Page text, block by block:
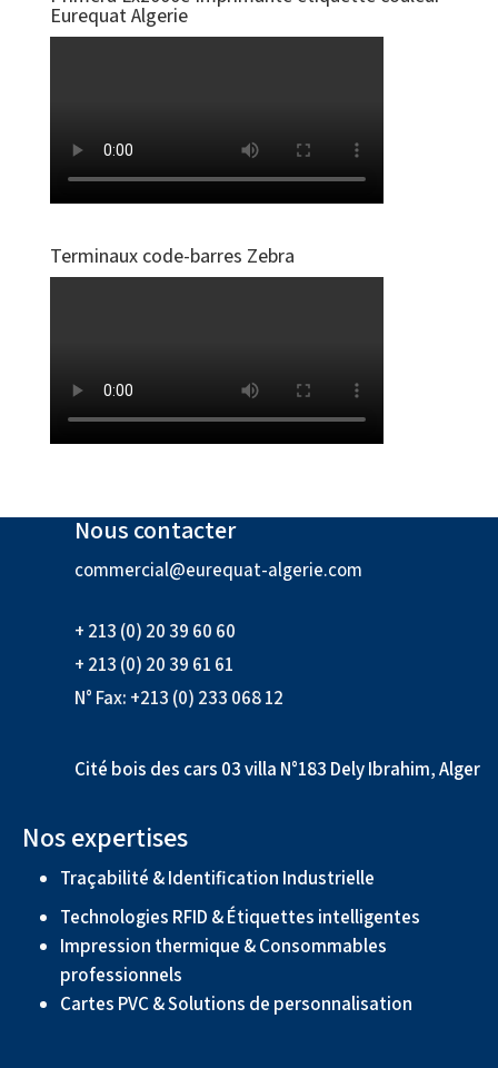
Eurequat Algerie
Terminaux code-barres Zebra
Nous contacter
commercial@eurequat-algerie.com
+ 213 (0) 20 39 60 60
+ 213 (0) 20 39 61 61
N° Fax: +213 (0) 233 068 12
Cité bois des cars 03 villa N°183 Dely Ibrahim, Alger
Nos expertises
Traçabilité & Identification Industrielle
Technologies RFID & Étiquettes intelligentes
Impression thermique & Consommables
professionnels
Cartes PVC & Solutions de personnalisation